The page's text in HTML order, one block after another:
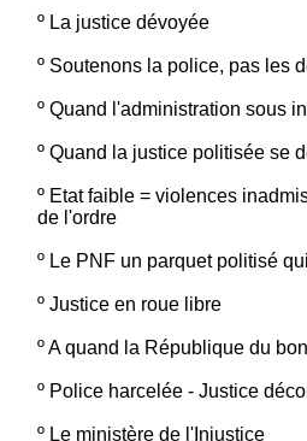
º La justice dévoyée
º Soutenons la police, pas les
º Quand l'administration sous
º Quand la justice politisée se
º Etat faible = violences
de l'ordre
º Le PNF un parquet politisé
º Justice en roue libre
ºA quand la République du
º Police harcelée - Justice
º Le ministère de l'Injustice